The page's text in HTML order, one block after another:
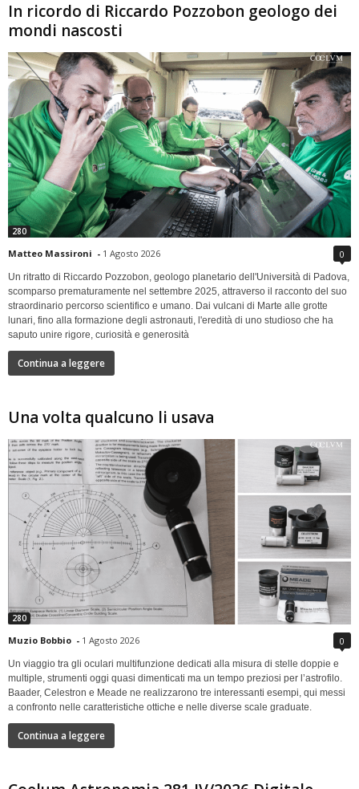
In ricordo di Riccardo Pozzobon geologo dei
mondi nascosti
280
Matteo Massironi - 1 Agosto 2026 0
Un ritratto di Riccardo Pozzobon, geologo planetario dell'Università di Padova,
scomparso prematuramente nel settembre 2025, attraverso il racconto del suo
straordinario percorso scientifico e umano. Dai vulcani di Marte alle grotte
lunari, fino alla formazione degli astronauti, l'eredità di uno studioso che ha
saputo unire rigore, curiosità e generosità
Continua a leggere
Una volta qualcuno li usava
280
Muzio Bobbio - 1 Agosto 2026 0
Un viaggio tra gli oculari multifunzione dedicati alla misura di stelle doppie e
multiple, strumenti oggi quasi dimenticati ma un tempo preziosi per l’astrofilo.
Baader, Celestron e Meade ne realizzarono tre interessanti esempi, qui messi
a confronto nelle caratteristiche ottiche e nelle diverse scale graduate.
Continua a leggere